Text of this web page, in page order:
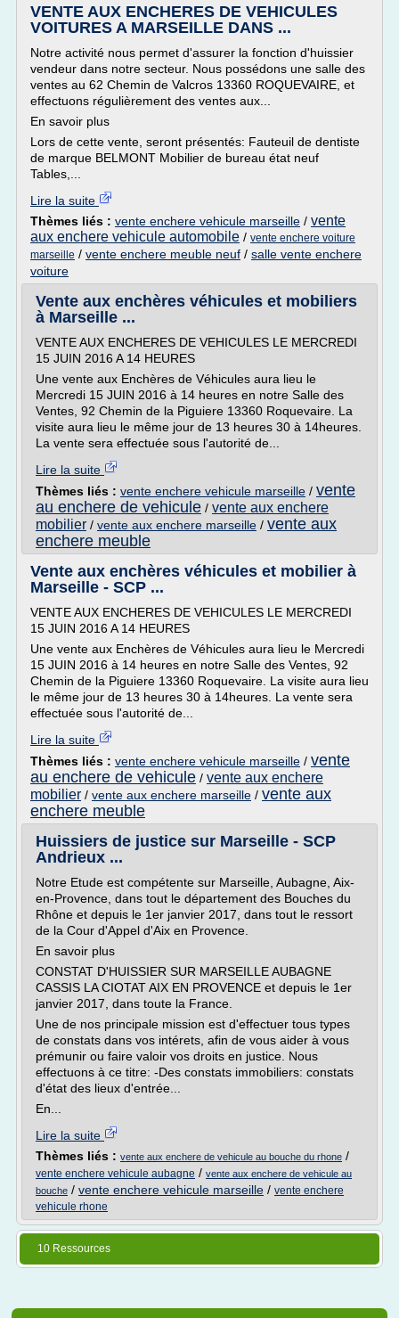
VENTE AUX ENCHERES DE VEHICULES
VOITURES A MARSEILLE DANS ...
Notre activité nous permet d'assurer la fonction d'huissier
vendeur dans notre secteur. Nous possédons une salle des
ventes au 62 Chemin de Valcros 13360 ROQUEVAIRE, et
effectuons régulièrement des ventes aux...
En savoir plus
Lors de cette vente, seront présentés: Fauteuil de dentiste
de marque BELMONT Mobilier de bureau état neuf
Tables,...
Lire la suite
Thèmes liés : vente enchere vehicule marseille / vente
aux enchere vehicule automobile / vente enchere voiture
marseille / vente enchere meuble neuf / salle vente enchere
voiture
Vente aux enchères véhicules et mobiliers
à Marseille ...
VENTE AUX ENCHERES DE VEHICULES LE MERCREDI
15 JUIN 2016 A 14 HEURES
Une vente aux Enchères de Véhicules aura lieu le
Mercredi 15 JUIN 2016 à 14 heures en notre Salle des
Ventes, 92 Chemin de la Piguiere 13360 Roquevaire. La
visite aura lieu le même jour de 13 heures 30 à 14heures.
La vente sera effectuée sous l'autorité de...
Lire la suite
Thèmes liés : vente enchere vehicule marseille / vente
au enchere de vehicule / vente aux enchere
mobilier / vente aux enchere marseille / vente aux
enchere meuble
Vente aux enchères véhicules et mobilier à
Marseille - SCP ...
VENTE AUX ENCHERES DE VEHICULES LE MERCREDI
15 JUIN 2016 A 14 HEURES
Une vente aux Enchères de Véhicules aura lieu le Mercredi
15 JUIN 2016 à 14 heures en notre Salle des Ventes, 92
Chemin de la Piguiere 13360 Roquevaire. La visite aura lieu
le même jour de 13 heures 30 à 14heures. La vente sera
effectuée sous l'autorité de...
Lire la suite
Thèmes liés : vente enchere vehicule marseille / vente
au enchere de vehicule / vente aux enchere
mobilier / vente aux enchere marseille / vente aux
enchere meuble
Huissiers de justice sur Marseille - SCP
Andrieux ...
Notre Etude est compétente sur Marseille, Aubagne, Aix-
en-Provence, dans tout le département des Bouches du
Rhône et depuis le 1er janvier 2017, dans tout le ressort
de la Cour d'Appel d'Aix en Provence.
En savoir plus
CONSTAT D'HUISSIER SUR MARSEILLE AUBAGNE
CASSIS LA CIOTAT AIX EN PROVENCE et depuis le 1er
janvier 2017, dans toute la France.
Une de nos principale mission est d'effectuer tous types
de constats dans vos intérets, afin de vous aider à vous
prémunir ou faire valoir vos droits en justice. Nous
effectuons à ce titre: -Des constats immobiliers: constats
d'état des lieux d'entrée...
En...
Lire la suite
Thèmes liés : vente aux enchere de vehicule au bouche du rhone /
vente enchere vehicule aubagne / vente aux enchere de vehicule au
bouche / vente enchere vehicule marseille / vente enchere
vehicule rhone
10 Ressources